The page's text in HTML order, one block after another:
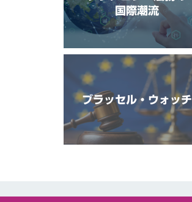
国際潮流
ブラッセル・ウォッチ